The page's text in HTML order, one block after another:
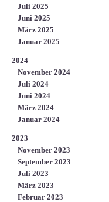
Juli 2025
Juni 2025
März 2025
Januar 2025
2024
November 2024
Juli 2024
Juni 2024
März 2024
Januar 2024
2023
November 2023
September 2023
Juli 2023
März 2023
Februar 2023